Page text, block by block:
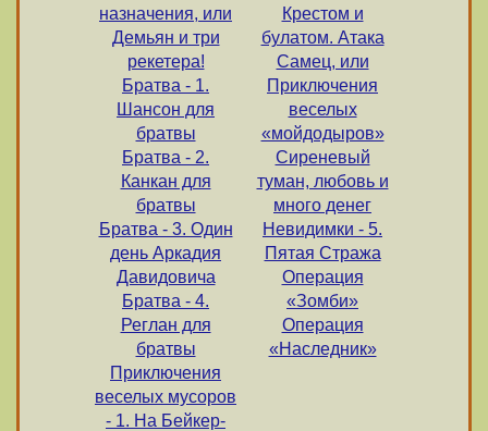
назначения, или
Демьян и три
рекетера!
Братва - 1.
Шансон для
братвы
Братва - 2.
Канкан для
братвы
Братва - 3. Один
день Аркадия
Давидовича
Братва - 4.
Реглан для
братвы
Приключения
веселых мусоров
- 1. На Бейкер-
Крестом и
булатом. Атака
Самец, или
Приключения
веселых
«мойдодыров»
Сиреневый
туман, любовь и
много денег
Невидимки - 5.
Пятая Стража
Операция
«Зомби»
Операция
«Наследник»